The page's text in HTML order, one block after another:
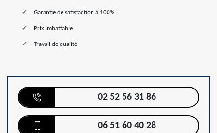
Garantie de satisfaction à 100%
Prix imbattable
Travail de qualité
02 52 56 31 86
06 51 60 40 28